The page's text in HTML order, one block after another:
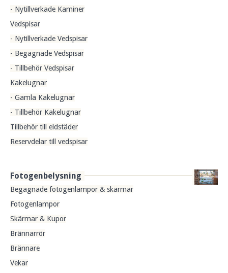
- Nytillverkade Kaminer
Vedspisar
- Nytillverkade Vedspisar
- Begagnade Vedspisar
- Tillbehör Vedspisar
Kakelugnar
- Gamla Kakelugnar
- Tillbehör Kakelugnar
Tillbehör till eldstäder
Reservdelar till vedspisar
Fotogenbelysning
Begagnade fotogenlampor & skärmar
Fotogenlampor
Skärmar & Kupor
Brännarrör
Brännare
Vekar